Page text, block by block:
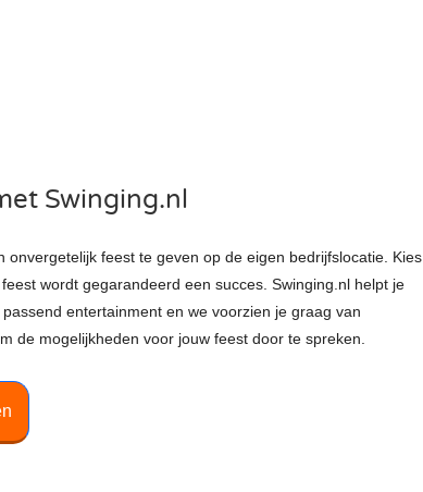
Swinging.nl
feest te geven op de eigen bedrijfslocatie. Kies
wordt gegarandeerd een succes. Swinging.nl helpt je
entertainment en we voorzien je graag van
de mogelijkheden voor jouw feest door te spreken.